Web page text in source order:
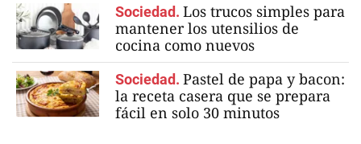
Sociedad. Los trucos simples para
mantener los utensilios de
cocina como nuevos
Sociedad. Pastel de papa y bacon:
la receta casera que se prepara
fácil en solo 30 minutos